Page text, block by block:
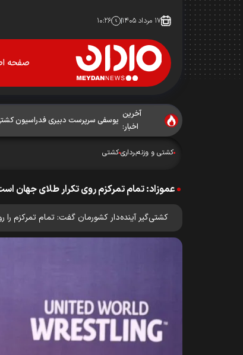
۱۷ مرداد ۱۴۰۵ ۱۰:۲۶
صفحه
آخرین
اخبار:
یوسفی سرپرست دبیری فدراسیون
کشتی و وزنه‌برداریکشتی
عموزاد: تمام تمرکزم روی تکرار طلای جهان
کشتی‌گیر آینده‌دار کشورمان گفت: تمام تمرکزم